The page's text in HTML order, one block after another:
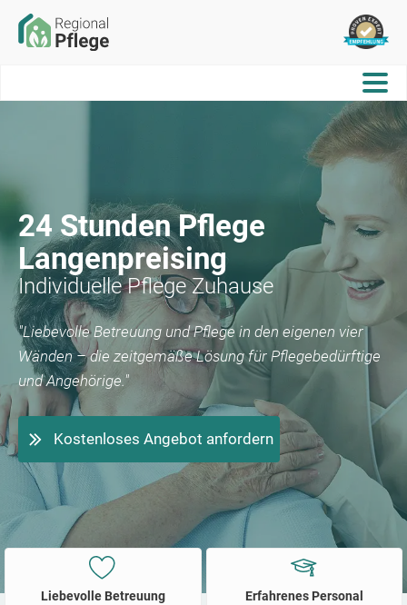
24 Stunden Pflege
Langenpreising
Individuelle Pflege Zuhause
"Liebevolle Betreuung und Pflege in den eigenen vier
Wänden – die zeitgemäße Lösung für Pflegebedürftige
und Angehörige."
Kostenloses Angebot anfordern
Liebevolle Betreuung Erfahrenes Personal